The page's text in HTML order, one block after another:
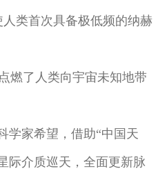
类首次具备极低频的纳赫
燃了人类向宇宙未知地带
学家希望，借助“中国天
际介质巡天，全面更新脉